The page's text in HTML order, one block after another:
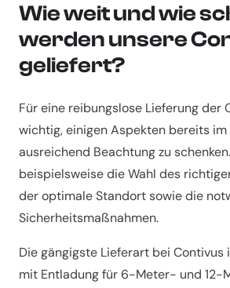
Wie weit und wie
werden unsere
geliefert?
Für eine reibungslose Lieferung der
wichtig, einigen Aspekten bereits im
ausreichend Beachtung zu
beispielsweise die Wahl des
der optimale Standort sowie die
Sicherheitsmaßnahmen.
Die gängigste Lieferart bei Contivus
mit Entladung für 6-Meter- und 12-